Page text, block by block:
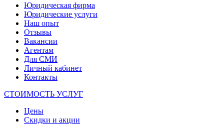
Юридическая фирма
Юридические услуги
Наш опыт
Отзывы
Вакансии
Агентам
Для СМИ
Личный кабинет
Контакты
СТОИМОСТЬ УСЛУГ
Цены
Скидки и акции